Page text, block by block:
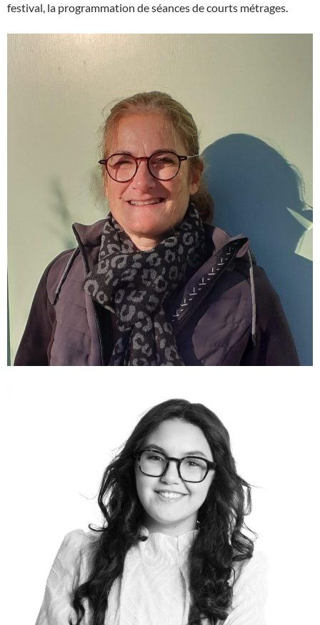
festival, la programmation de séances de courts métrages.